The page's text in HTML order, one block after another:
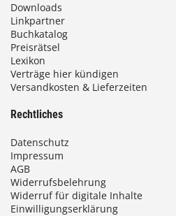
Downloads
Linkpartner
Buchkatalog
Preisrätsel
Lexikon
Verträge hier kündigen
Versandkosten & Lieferzeiten
Rechtliches
Datenschutz
Impressum
AGB
Widerrufsbelehrung
Widerruf für digitale Inhalte
Einwilligungserklärung